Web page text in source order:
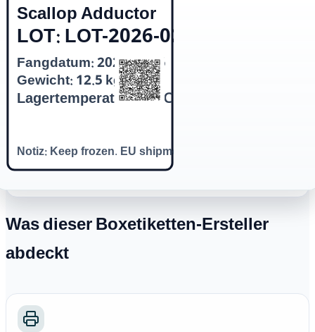
Scallop Adductor
LOT: LOT-2026-0205-A
Fangdatum: 2026/02/05
Gewicht: 12.5 kg
Lagertemperatur: -18 ℃
Notiz: Keep frozen. EU shipment.
Was dieser Boxetiketten-Ersteller
abdeckt